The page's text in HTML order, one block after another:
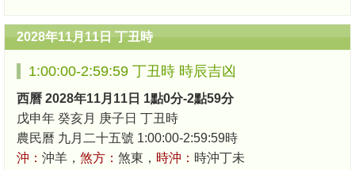
2028年11月11日 丁丑時
1:00:00-2:59:59 丁丑時 時辰吉凶
西曆 2028年11月11日 1點0分-2點59分
戊申年 癸亥月 庚子日 丁丑時
農民曆 九月二十五號 1:00:00-2:59:59時
沖： 沖羊， 煞方： 煞東， 時沖： 時沖丁未